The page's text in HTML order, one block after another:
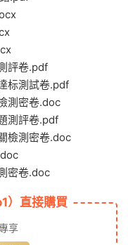
評卷.pdf
标測試卷.pdf
測密卷.doc
測評卷.pdf
檢測密卷.doc
密卷.doc
）直接購買
享